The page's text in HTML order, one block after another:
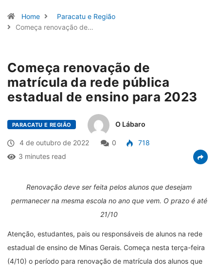
Home
Paracatu e Região
Começa renovação de…
Começa renovação de
matrícula da rede pública
estadual de ensino para 2023
PARACATU E REGIÃO O Lábaro
4 de outubro de 2022 0
718
3 minutes read
Renovação deve ser feita pelos alunos que desejam
permanecer na mesma escola no ano que vem. O prazo é até
21/10
Atenção, estudantes, pais ou responsáveis de alunos na rede
estadual de ensino de Minas Gerais. Começa nesta terça-feira
(4/10) o período para renovação de matrícula dos alunos que